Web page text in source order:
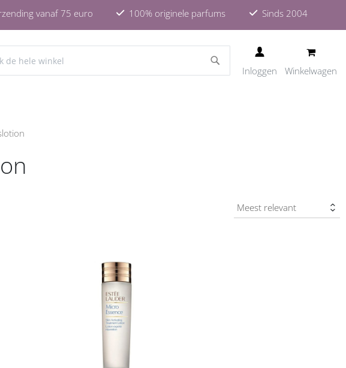
vanaf 75 euro 100% originele parfums Sinds 2004
Inloggen Winkelwagen
verlanglijst